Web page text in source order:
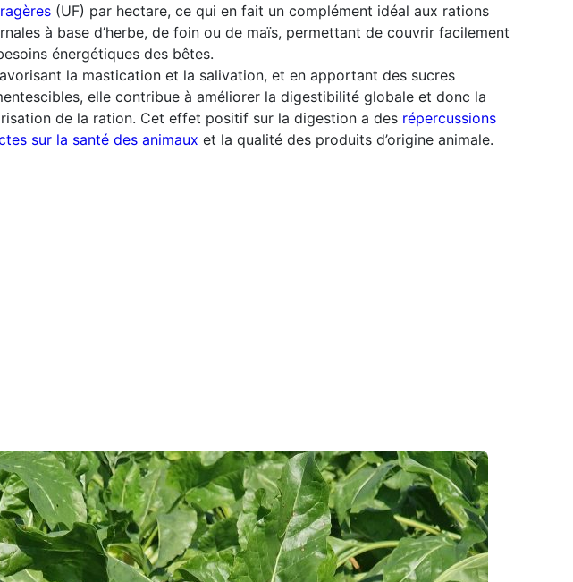
(UF) par hectare, ce qui en fait un complément idéal aux rations
à base d’herbe, de foin ou de maïs, permettant de couvrir facilement
énergétiques des bêtes.
la mastication et la salivation, et en apportant des sucres
elle contribue à améliorer la digestibilité globale et donc la
de la ration. Cet effet positif sur la digestion a des répercussions
sur la santé des animaux et la qualité des produits d’origine animale.